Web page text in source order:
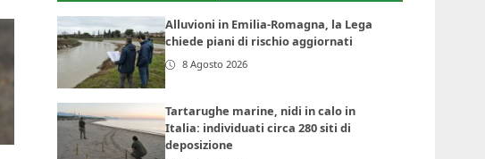
Alluvioni in Emilia-Romagna, la Lega
chiede piani di rischio aggiornati
8 Agosto 2026
Tartarughe marine, nidi in calo in
Italia: individuati circa 280 siti di
deposizione